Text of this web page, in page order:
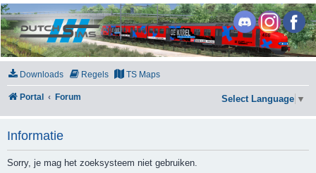
DutchSims
Downloads Regels TS Maps
Portal Forum Select Language ▼
Informatie
Sorry, je mag het zoeksysteem niet gebruiken.